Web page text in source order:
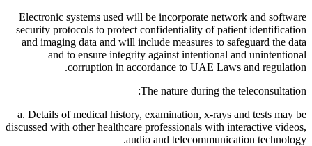
Electronic systems used will be incorporate network and software
security protocols to protect confidentiality of patient identification
and imaging data and will include measures to safeguard the data
and to ensure integrity against intentional and unintentional
corruption in accordance to UAE Laws and regulation.
The nature during the teleconsultation:
a. Details of medical history, examination, x-rays and tests may be
discussed with other healthcare professionals with interactive videos,
audio and telecommunication technology.